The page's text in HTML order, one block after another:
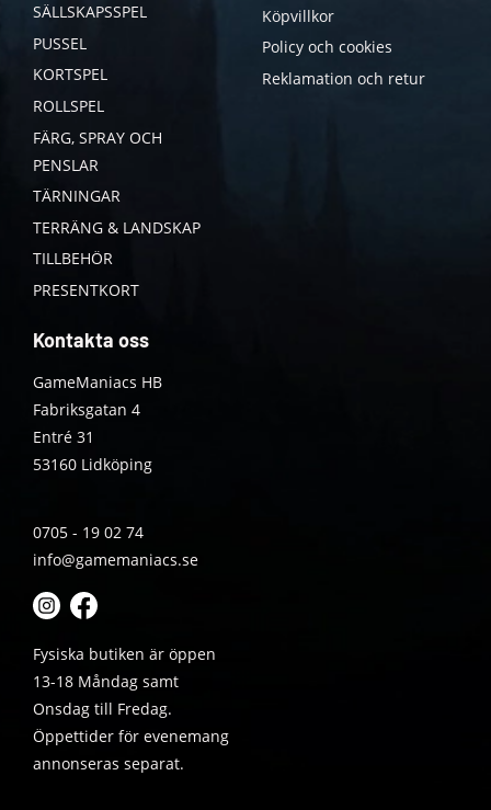
SÄLLSKAPSSPEL
PUSSEL
KORTSPEL
ROLLSPEL
FÄRG, SPRAY OCH
PENSLAR
TÄRNINGAR
TERRÄNG & LANDSKAP
TILLBEHÖR
PRESENTKORT
Köpvillkor
Policy och cookies
Reklamation och retur
Kontakta oss
GameManiacs HB
Fabriksgatan 4
Entré 31
53160 Lidköping
0705 - 19 02 74
info@gamemaniacs.se
Fysiska butiken är öppen
13-18 Måndag samt
Onsdag till Fredag.
Öppettider för evenemang
annonseras separat.